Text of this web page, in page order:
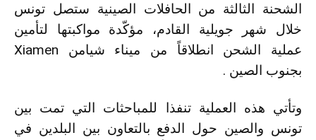
الشحنة الثالثة من الحافلات الصينية ستصل تونس
خلال شهر جويلية القادم، مؤكّدة مواكبتها لتأمين
عملية الشحن انطلاقاً من ميناء شيامن Xiamen
بجنوب الصين .
وتأتي هذه العملية تنفذا للمباحثات التي تمت بين
تونس والصين حول الدفع بالتعاون بين البلدين في